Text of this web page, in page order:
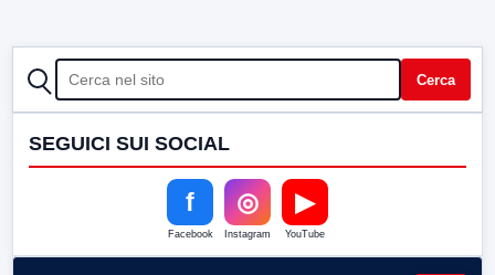
CERCA Cerca
SEGUICI SUI SOCIAL
f
Facebook
◎
Instagram
▶
YouTube